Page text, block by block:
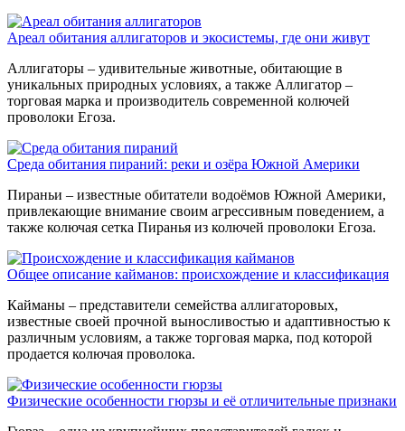
Ареал обитания аллигаторов и экосистемы, где они живут
Аллигаторы – удивительные животные, обитающие в
уникальных природных условиях, а также Аллигатор –
торговая марка и производитель современной колючей
проволоки Егоза.
Среда обитания пираний: реки и озёра Южной Америки
Пираньи – известные обитатели водоёмов Южной Америки,
привлекающие внимание своим агрессивным поведением, а
также колючая сетка Пиранья из колючей проволоки Егоза.
Общее описание кайманов: происхождение и классификация
Кайманы – представители семейства аллигаторовых,
известные своей прочной выносливостью и адаптивностью к
различным условиям, а также торговая марка, под которой
продается колючая проволока.
Физические особенности гюрзы и её отличительные признаки